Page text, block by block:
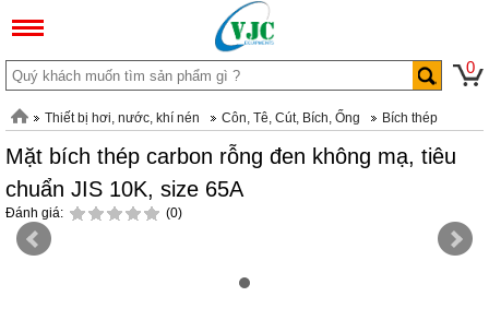
0
Thiết bị hơi, nước, khí nén Côn, Tê, Cút, Bích, Ống Bích thép
Mặt bích thép carbon rỗng đen không mạ, tiêu
chuẩn JIS 10K, size 65A
Đánh giá: (0)